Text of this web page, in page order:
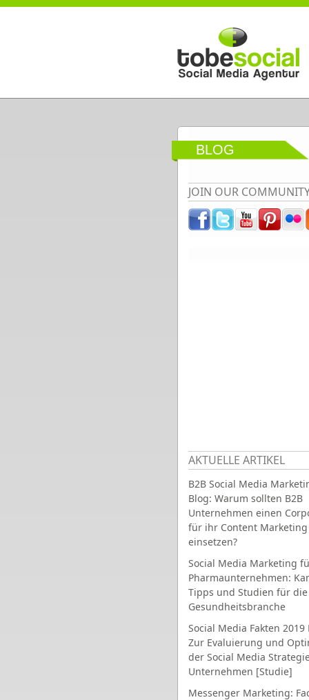
Direkt zum Inhalt
BLOG
JOIN OUR
AKTUELLE ARTIKEL
B2B Social Media
Blog: Warum sollten B2B
Unternehmen einen
für ihr Content Marketing
einsetzen?
Social Media Marketing
Pharmaunternehmen:
Tipps und Studien für die
Gesundheitsbranche
Social Media Fakten 2019
Zur Evaluierung und
der Social Media
Unternehmen [Studie]
Messenger Marketing: